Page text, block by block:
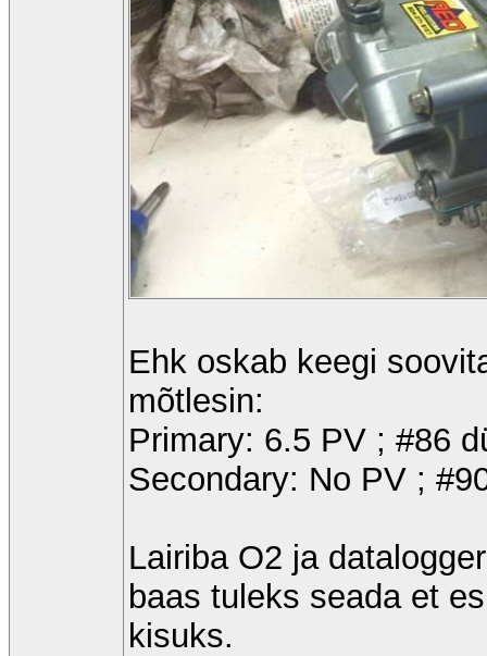
Ehk oskab keegi
mõtlesin:
Primary: 6.5 PV ; #86
Secondary: No PV ;
Lairiba O2 ja
baas tuleks seada et
kisuks.